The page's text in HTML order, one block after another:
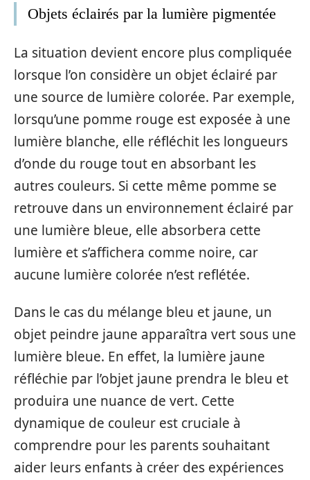
Objets éclairés par la lumière pigmentée
La situation devient encore plus compliquée
lorsque l’on considère un objet éclairé par
une source de lumière colorée. Par exemple,
lorsqu’une pomme rouge est exposée à une
lumière blanche, elle réfléchit les longueurs
d’onde du rouge tout en absorbant les
autres couleurs. Si cette même pomme se
retrouve dans un environnement éclairé par
une lumière bleue, elle absorbera cette
lumière et s’affichera comme noire, car
aucune lumière colorée n’est reflétée.
Dans le cas du mélange bleu et jaune, un
objet peindre jaune apparaîtra vert sous une
lumière bleue. En effet, la lumière jaune
réfléchie par l’objet jaune prendra le bleu et
produira une nuance de vert. Cette
dynamique de couleur est cruciale à
comprendre pour les parents souhaitant
aider leurs enfants à créer des expériences